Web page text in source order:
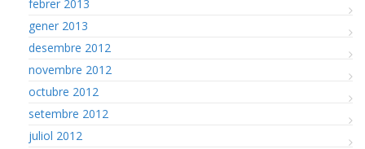
febrer 2013
gener 2013
desembre 2012
novembre 2012
octubre 2012
setembre 2012
juliol 2012